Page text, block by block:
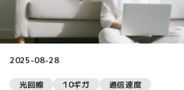
2025-08-28
光回線 10ギガ
通信速度